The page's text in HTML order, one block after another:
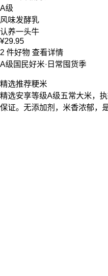
A级
风味发酵乳
认养一头牛
¥29.95
2 件好物 查看详情
A级国民好米·日常囤货季
精选推荐粳米
精选安享等级A级五常大米，
保证。无添加剂，米香浓郁，